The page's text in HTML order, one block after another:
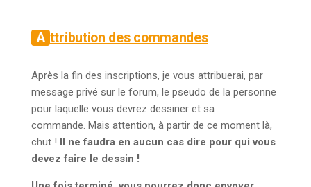
Attribution des commandes
Après la fin des inscriptions, je vous attribuerai, par
message privé sur le forum, le pseudo de la personne
pour laquelle vous devrez dessiner et sa
commande. Mais attention, à partir de ce moment là,
chut ! Il ne faudra en aucun cas dire pour qui vous
devez faire le dessin !